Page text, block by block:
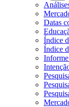
Datas
Índice
Índice